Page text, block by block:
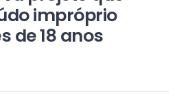
impróprio
de 18 anos